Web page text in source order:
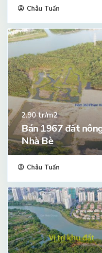
Châu Tuấn
2.90tr/m2
Bán 1967 đất
Nhà Bè
Châu Tuấn